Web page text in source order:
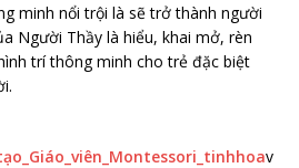
minh nổi trội là sẽ trở thành người
Người Thầy là hiểu, khai mở, rèn
trí thông minh cho trẻ đặc biệt
v